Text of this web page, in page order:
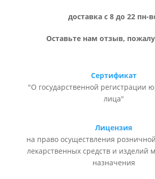
доставка с 8 до 22 пн-
Оставьте нам отзыв,
Сертификат
"О государственной регистрации
лица"
Лицензия
на право осуществления
лекарственных средств и изделий
назначения